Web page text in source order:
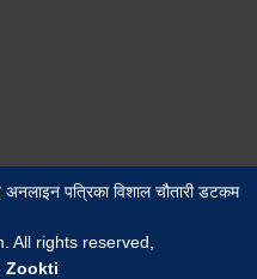
अनलाइन पत्रिका विशाल चौतारी डटकम
All rights reserved,
Zookti